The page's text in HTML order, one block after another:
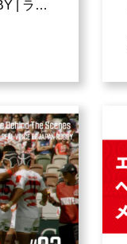
| ラグ